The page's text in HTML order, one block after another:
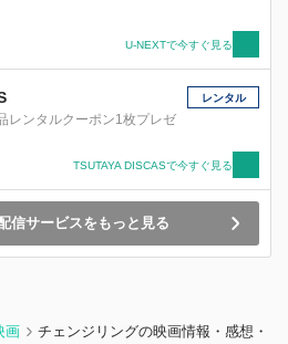
U-NEXTで今すぐ見る
レンタルクーポン1枚プレゼ
レンタル
TSUTAYA DISCASで今すぐ見る
信サービスをもっと見る
画
チェンジリングの映画情報・感想・